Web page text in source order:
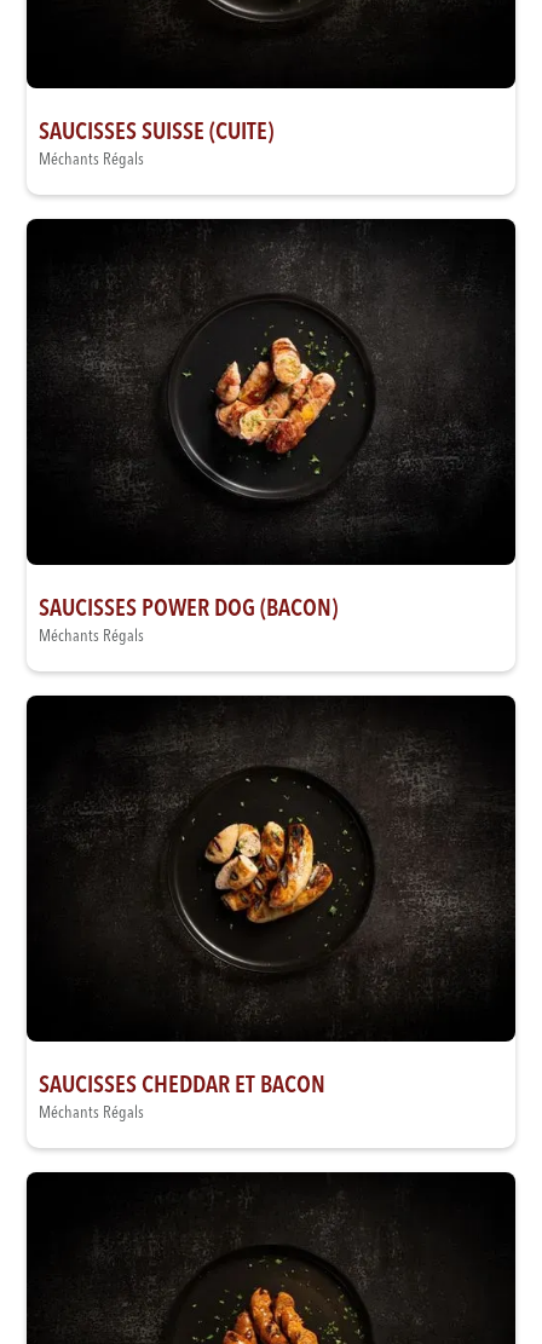
SAUCISSES SUISSE (CUITE)
Méchants Régals
SAUCISSES POWER DOG (BACON)
Méchants Régals
SAUCISSES CHEDDAR ET BACON
Méchants Régals